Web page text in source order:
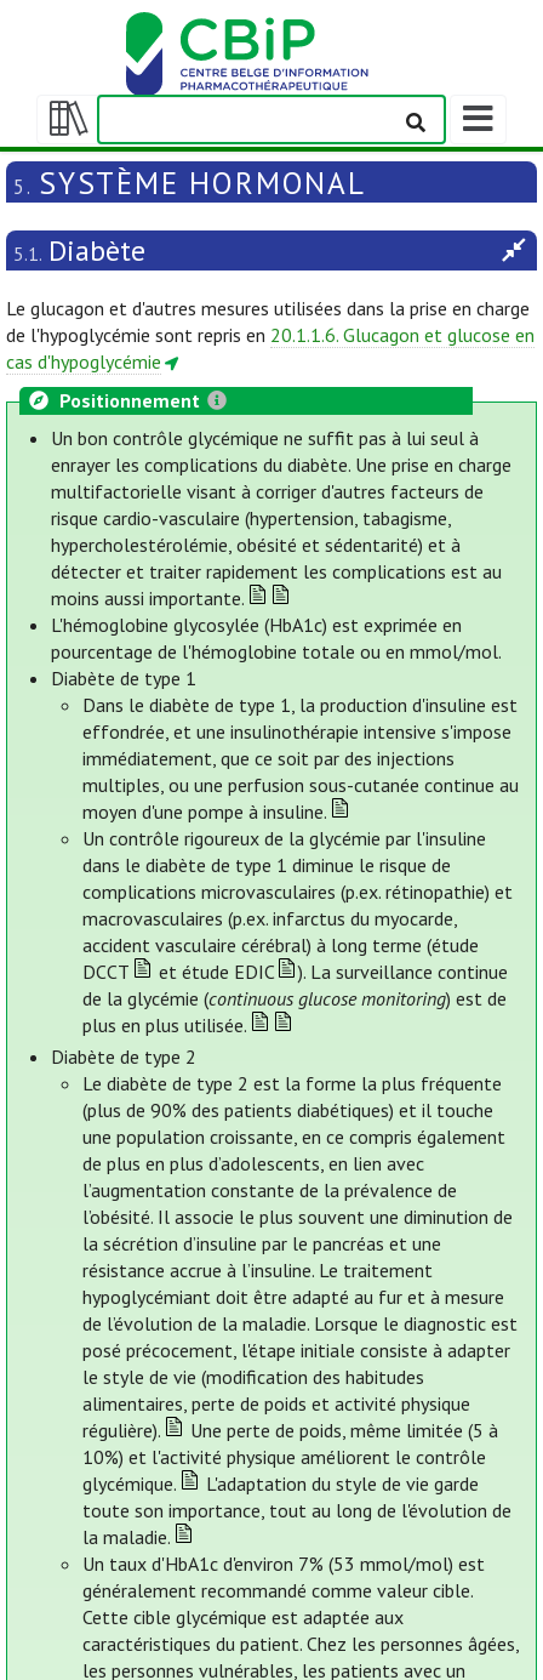
Afficher/masquer
la
table
matières
Afficher/
la
barre
navigation
5. SYSTÈME HORMONAL
5.1. Diabète
Le glucagon et d'autres mesures utilisées dans la prise en charge
de l'hypoglycémie sont repris en 20.1.1.6. Glucagon et glucose en
cas d'hypoglycémie
Positionnement
Un bon contrôle glycémique ne suffit pas à lui seul à
enrayer les complications du diabète. Une prise en charge
multifactorielle visant à corriger d'autres facteurs de
risque cardio-vasculaire (hypertension, tabagisme,
hypercholestérolémie, obésité et sédentarité) et à
détecter et traiter rapidement les complications est au
moins aussi importante.
L'hémoglobine glycosylée (HbA1c) est exprimée en
pourcentage de l'hémoglobine totale ou en mmol/mol.
Diabète de type 1
Dans le diabète de type 1, la production d'insuline est
effondrée, et une insulinothérapie intensive s'impose
immédiatement, que ce soit par des injections
multiples, ou une perfusion sous-cutanée continue au
moyen d'une pompe à insuline.
Un contrôle rigoureux de la glycémie par l'insuline
dans le diabète de type 1 diminue le risque de
complications microvasculaires (p.ex. rétinopathie) et
macrovasculaires (p.ex. infarctus du myocarde,
accident vasculaire cérébral) à long terme (étude
DCCT
et étude EDIC
). La surveillance continue
de la glycémie (continuous glucose monitoring) est de
plus en plus utilisée.
Diabète de type 2
Le diabète de type 2 est la forme la plus fréquente
(plus de 90% des patients diabétiques) et il touche
une population croissante, en ce compris également
de plus en plus d’adolescents, en lien avec
l’augmentation constante de la prévalence de
l’obésité. Il associe le plus souvent une diminution de
la sécrétion d’insuline par le pancréas et une
résistance accrue à l’insuline. Le traitement
hypoglycémiant doit être adapté au fur et à mesure
de l’évolution de la maladie. Lorsque le diagnostic est
posé précocement, l'étape initiale consiste à adapter
le style de vie (modification des habitudes
alimentaires, perte de poids et activité physique
régulière).
Une perte de poids, même limitée (5 à
10%) et l'activité physique améliorent le contrôle
glycémique.
L'adaptation du style de vie garde
toute son importance, tout au long de l'évolution de
la maladie.
Un taux d'HbA1c d'environ 7% (53 mmol/mol) est
généralement recommandé comme valeur cible.
Cette cible glycémique est adaptée aux
caractéristiques du patient. Chez les personnes âgées,
les personnes vulnérables, les patients avec un